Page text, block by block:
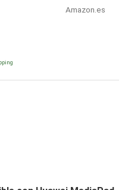
Amazon.es